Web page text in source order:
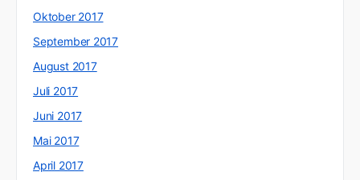
Oktober 2017
September 2017
August 2017
Juli 2017
Juni 2017
Mai 2017
April 2017